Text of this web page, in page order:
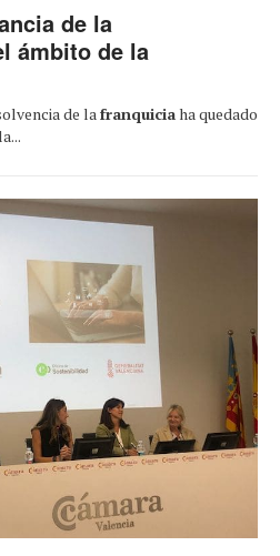
de la
ámbito de la
de lafranquiciaha quedado